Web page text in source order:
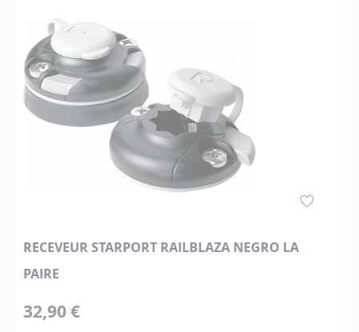
RECEVEUR STARPORT RAILBLAZA NEGRO LA
PAIRE
32,90 €